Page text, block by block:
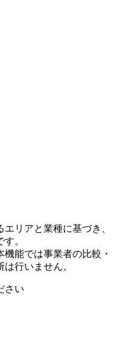
リアと業種に基づき、
。
能では事業者の比較・
行いません。
さい